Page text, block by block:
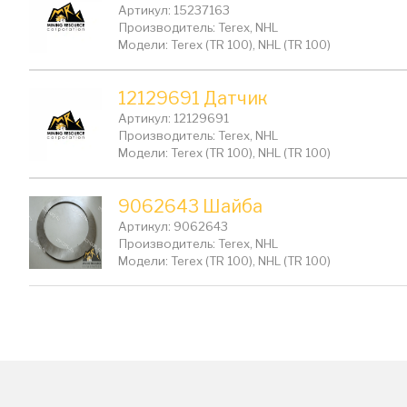
Артикул: 15237163
Производитель: Terex, NHL
Модели: Terex (TR 100), NHL (TR 100)
12129691 Датчик
Артикул: 12129691
Производитель: Terex, NHL
Модели: Terex (TR 100), NHL (TR 100)
9062643 Шайба
Артикул: 9062643
Производитель: Terex, NHL
Модели: Terex (TR 100), NHL (TR 100)